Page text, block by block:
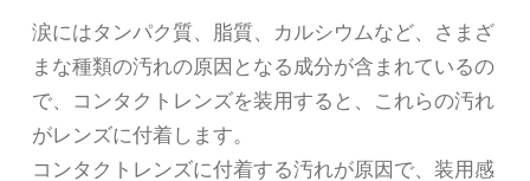
涙にはタンパク質、脂質、カルシウムなど、さまざ
まな種類の汚れの原因となる成分が含まれているの
で、コンタクトレンズを装用すると、これらの汚れ
がレンズに付着します。
コンタクトレンズに付着する汚れが原因で、装用感